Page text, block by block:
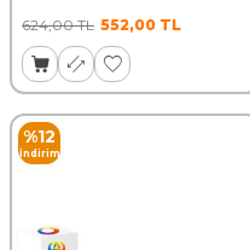
624,00TL 552,00 TL
%12
İndirim